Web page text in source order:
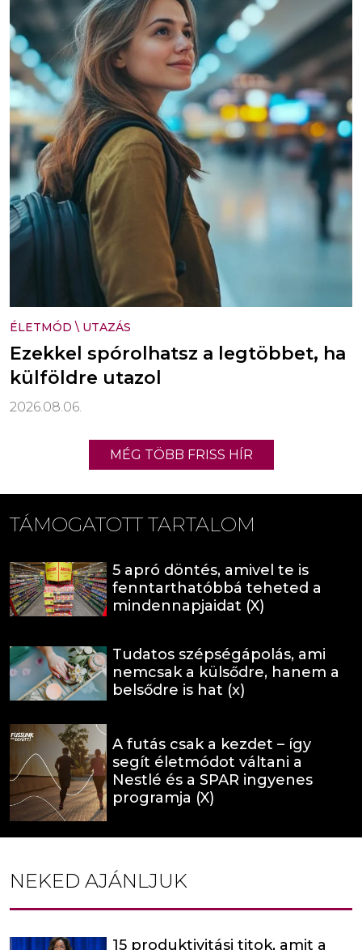
ÉLETMÓD \ UTAZÁS
Ezekkel spórolhatsz a legtöbbet, ha
külföldre utazol
2026.08.06.
MÉG TÖBB FRISS HÍR
TÁMOGATOTT TARTALOM
5 apró döntés, amivel te is
fenntarthatóbbá teheted a
mindennapjaidat (X)
Tudatos szépségápolás, ami
nemcsak a külsődre, hanem a
belsődre is hat (x)
A futás csak a kezdet – így
segít életmódot váltani a
Nestlé és a SPAR ingyenes
programja (X)
NEKED AJÁNLJUK
15 produktivitási titok, amit a